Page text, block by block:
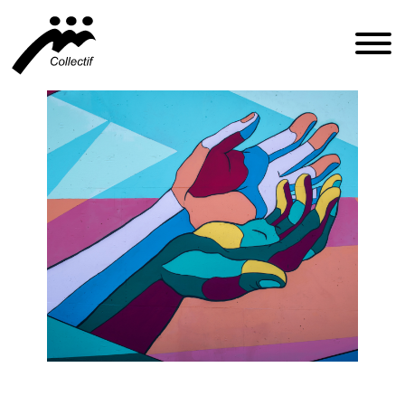
FRANÇAIS
ENGLISH
ESPAÑOL
INFO@CFIQ.CA
(514) 279-4246